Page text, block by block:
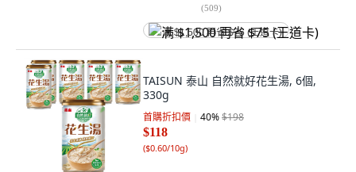
(509)
满 $1,500 再省 $75 (王道卡)
TAISUN 泰山 自然就好花生湯, 6個,
330g
首購折扣價 40%$198
$118
($0.60/10g)